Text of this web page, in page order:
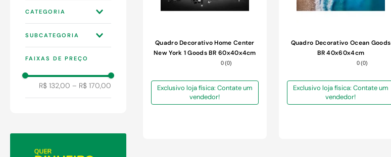
CATEGORIA
DECORATIVOS
SUBCATEGORIA
MOLDURAS PLACAS
FAIXAS DE PREÇO
R$ 132,00 – R$ 170,00
Quadro Decorativo Home Center
New York 1 Goods BR 60x40x4cm
0(0)
Exclusivo loja física: Contate um
vendedor!
Quadro Decorativo Ocean Goods
BR 40x60x4cm
0(0)
Exclusivo loja física: Contate um
vendedor!